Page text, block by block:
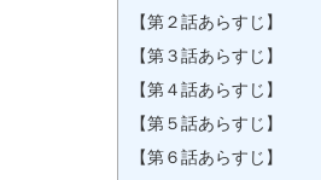
【第２話あらすじ】
【第３話あらすじ】
【第４話あらすじ】
【第５話あらすじ】
【第６話あらすじ】